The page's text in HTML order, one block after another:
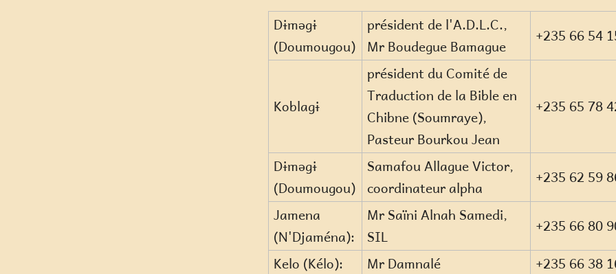
Dɨməgɨ
(Doumougou)
président de l'A.D.L.C.,
Mr Boudegue Bamague
+235 66 54
Koblagɨ
président du Comité de
Traduction de la Bible en
Chibne (Soumraye),
Pasteur Bourkou Jean
+235 65 78
Dɨməgɨ
(Doumougou)
Samafou Allague Victor,
coordinateur alpha
+235 62 59
Jamena
(N'Djaména):
Mr Saïni Alnah Samedi,
SIL
+235 66 80
Kelo (Kélo): Mr Damnalé +235 66 38